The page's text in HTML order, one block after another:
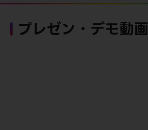
プレゼン・デモ動画